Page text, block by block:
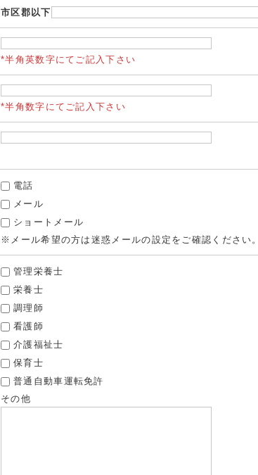
市区郡以下
*半角英数字にてご記入下さい
*半角数字にてご記入下さい
電話
メール
ショートメール
※メール希望の方は迷惑メールの設定をご確認ください。
管理栄養士
栄養士
調理師
看護師
介護福祉士
保育士
普通自動車運転免許
その他